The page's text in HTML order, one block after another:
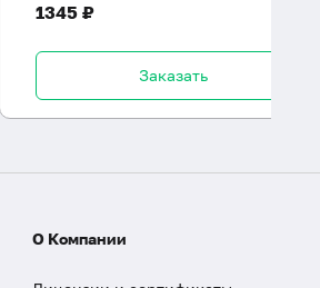
1345 ₽
Заказать
О Компании